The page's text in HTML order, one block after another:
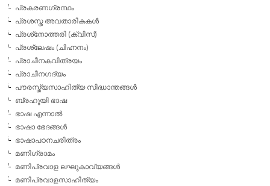
പ്രകരണഗ്രന്ഥം
പ്രശസ്ത അവതാരികകള്‍
പ്രശ്‌നോത്തരി (ക്വിസ്)
പ്രശ്ലേഷം (ചിഹ്നനം)
പ്രാചീനകവിത്രയം
പ്രാചീനഗദ്യം
പൗരസ്ത്യസാഹിത്യ സിദ്ധാന്തങ്ങള്‍
ബ്രഹൂയി ഭാഷ
ഭാഷ എന്നാല്‍
ഭാഷാ ഭേദങ്ങള്‍
ഭാഷാപഠനചരിത്രം
മണിഗ്രാമം
മണിപ്രവാള ലഘുകാവ്യങ്ങള്‍
മണിപ്രവാളസാഹിത്യം